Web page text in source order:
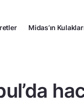
Midas’ın